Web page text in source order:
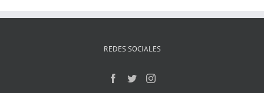
REDES SOCIALES